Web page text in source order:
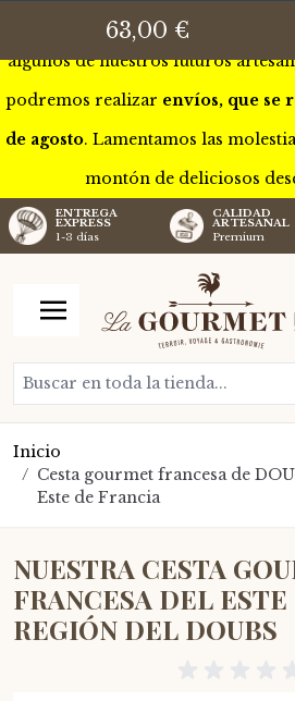
Esta semana estaremos de gira
algunos de nuestros futuros
podremos realizar envíos, que se
de agosto. Lamentamos las
montón de deliciosos
ENTREGA
EXPRESS
1-3 días
CALIDAD
ARTESANAL
Premium
Buscar en toda la tienda...
Inicio
/ Cesta gourmet francesa de
Este de Francia
NUESTRA CESTA
FRANCESA DEL
REGIÓN DEL DOUBS
63,00 €